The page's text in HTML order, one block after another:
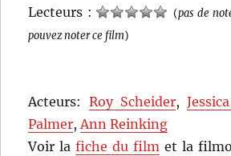
Lecteurs : (pas de
pouvez noter ce film)
Acteurs: Roy Scheider,
Palmer,Ann Reinking
Voir lafiche du film et la